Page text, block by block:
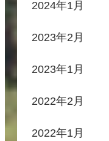
2024年1月
2023年2月
2023年1月
2022年2月
2022年1月